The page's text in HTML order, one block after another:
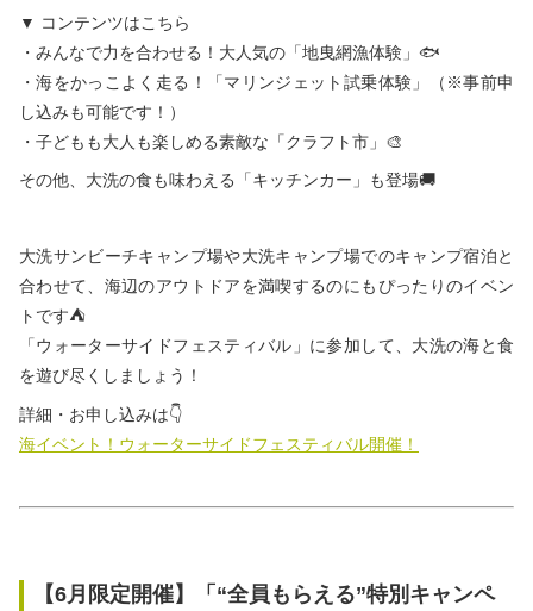
▼ コンテンツはこちら
・みんなで力を合わせる！大人気の「地曳網漁体験」🐟
・海をかっこよく走る！「マリンジェット試乗体験」（※事前申
し込みも可能です！）
・子どもも大人も楽しめる素敵な「クラフト市」🎨
その他、大洗の食も味わえる「キッチンカー」も登場🚚
大洗サンビーチキャンプ場や大洗キャンプ場でのキャンプ宿泊と
合わせて、海辺のアウトドアを満喫するのにもぴったりのイベン
トです⛺
「ウォーターサイドフェスティバル」に参加して、大洗の海と食
を遊び尽くしましょう！
詳細・お申し込みは👇
海イベント！ウォーターサイドフェスティバル開催！
【6月限定開催】「“全員もらえる”特別キャンペ